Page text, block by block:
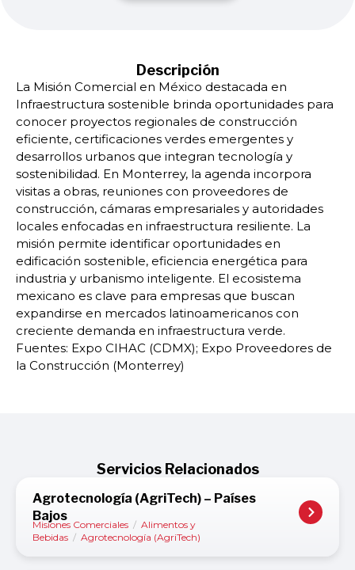
Descripción
La Misión Comercial en México destacada en
Infraestructura sostenible brinda oportunidades para
conocer proyectos regionales de construcción
eficiente, certificaciones verdes emergentes y
desarrollos urbanos que integran tecnología y
sostenibilidad. En Monterrey, la agenda incorpora
visitas a obras, reuniones con proveedores de
construcción, cámaras empresariales y autoridades
locales enfocadas en infraestructura resiliente. La
misión permite identificar oportunidades en
edificación sostenible, eficiencia energética para
industria y urbanismo inteligente. El ecosistema
mexicano es clave para empresas que buscan
expandirse en mercados latinoamericanos con
creciente demanda en infraestructura verde.
Fuentes: Expo CIHAC (CDMX); Expo Proveedores de
la Construcción (Monterrey)
Servicios Relacionados
Agrotecnología (AgriTech) – Países
Bajos
Misiones Comerciales / Alimentos y
Bebidas / Agrotecnología (AgriTech)